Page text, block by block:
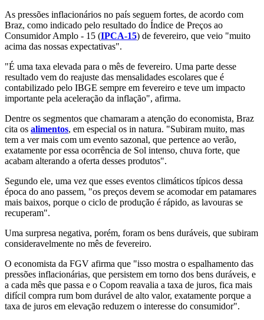
As pressões inflacionários no país seguem fortes, de acordo com
Braz, como indicado pelo resultado do Índice de Preços ao
Consumidor Amplo - 15 (IPCA-15) de fevereiro, que veio "muito
acima das nossas expectativas".
"É uma taxa elevada para o mês de fevereiro. Uma parte desse
resultado vem do reajuste das mensalidades escolares que é
contabilizado pelo IBGE sempre em fevereiro e teve um impacto
importante pela aceleração da inflação", afirma.
Dentre os segmentos que chamaram a atenção do economista, Braz
cita os alimentos, em especial os in natura. "Subiram muito, mas
tem a ver mais com um evento sazonal, que pertence ao verão,
exatamente por essa ocorrência de Sol intenso, chuva forte, que
acabam alterando a oferta desses produtos".
Segundo ele, uma vez que esses eventos climáticos típicos dessa
época do ano passem, "os preços devem se acomodar em patamares
mais baixos, porque o ciclo de produção é rápido, as lavouras se
recuperam".
Uma surpresa negativa, porém, foram os bens duráveis, que subiram
consideravelmente no mês de fevereiro.
O economista da FGV afirma que "isso mostra o espalhamento das
pressões inflacionárias, que persistem em torno dos bens duráveis, e
a cada mês que passa e o Copom reavalia a taxa de juros, fica mais
difícil compra rum bom durável de alto valor, exatamente porque a
taxa de juros em elevação reduzem o interesse do consumidor".